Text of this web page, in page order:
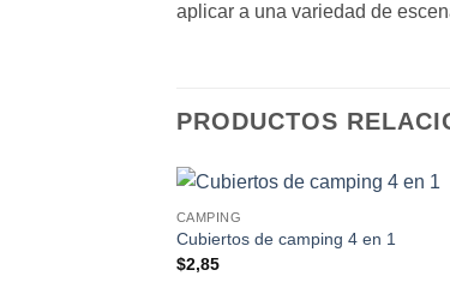
aplicar a una variedad de
PRODUCTOS
CAMPING
Cubiertos de camping 4 en 1
$2,85